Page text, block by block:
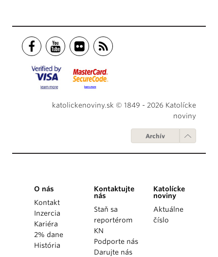
katolickenoviny.sk © 1849 - 2026 Katolícke
noviny
Archív
O nás
Kontakt
Inzercia
Kariéra
2% dane
História
Kontaktujte
nás
Staň sa
reportérom
KN
Podporte nás
Darujte nás
Katolícke
noviny
Aktuálne
číslo